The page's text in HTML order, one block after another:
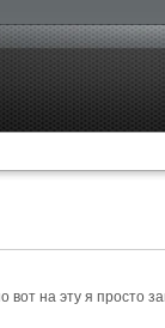
вот на эту я просто